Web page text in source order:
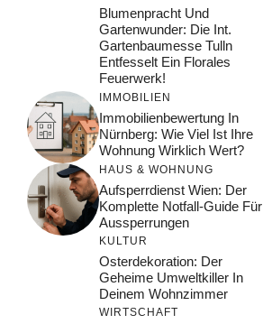
Blumenpracht Und
Gartenwunder: Die Int.
Gartenbaumesse Tulln
Entfesselt Ein Florales
Feuerwerk!
IMMOBILIEN
Immobilienbewertung In
Nürnberg: Wie Viel Ist Ihre
Wohnung Wirklich Wert?
HAUS & WOHNUNG
Aufsperrdienst Wien: Der
Komplette Notfall-Guide Für
Aussperrungen
KULTUR
Osterdekoration: Der
Geheime Umweltkiller In
Deinem Wohnzimmer
WIRTSCHAFT